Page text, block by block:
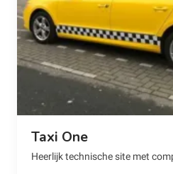
Taxi One
Heerlijk technische site met